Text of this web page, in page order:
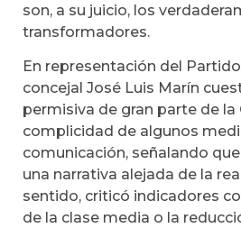
son, a su juicio, los
transformadores.
En representación del
concejal José Luis Marín
permisiva de gran parte de la
complicidad de algunos
comunicación, señalando
una narrativa alejada de la
sentido, criticó indicadores
de la clase media o la